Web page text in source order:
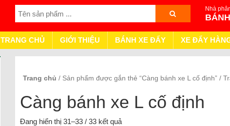
Nhà
TRANG CHỦ GIỚI THIỆU BÁNH XE ĐẨY XE ĐẨY
Trang chủ / Sản phẩm được gắn thẻ “Càng bánh xe L cố định” /
Càng bánh xe L cố định
Đang hiển thị 31–33 / 33 kết quả